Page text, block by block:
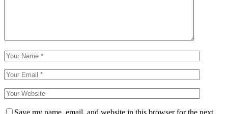
Save my name, email, and website in this browser for the next